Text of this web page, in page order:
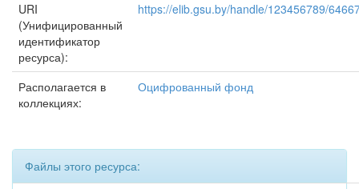
URI
(Унифицированный
идентификатор
ресурса):
https://elib.gsu.by/handle/123456789/
Располагается в
коллекциях:
Оцифрованный фонд
Файлы этого ресурса: